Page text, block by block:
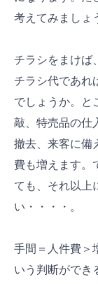
考えてみましょ
チラシをまけば
チラシ代であれ
でしょうか。と
敲、特売品の仕
撤去、来客に備
費も増えます。
ても、それ以上
い・・・・。
手間＝人件費＞
いう判断ができ